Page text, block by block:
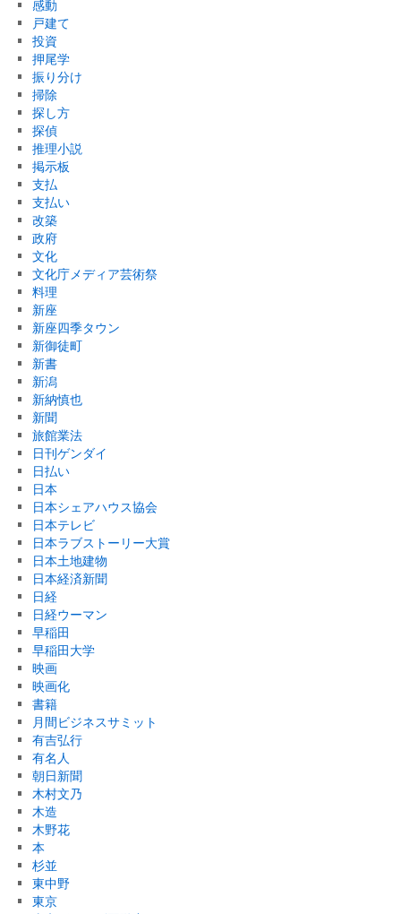
感動
戸建て
投資
押尾学
振り分け
掃除
探し方
探偵
推理小説
掲示板
支払
支払い
改築
政府
文化
文化庁メディア芸術祭
料理
新座
新座四季タウン
新御徒町
新書
新潟
新納慎也
新聞
旅館業法
日刊ゲンダイ
日払い
日本
日本シェアハウス協会
日本テレビ
日本ラブストーリー大賞
日本土地建物
日本経済新聞
日経
日経ウーマン
早稲田
早稲田大学
映画
映画化
書籍
月間ビジネスサミット
有吉弘行
有名人
朝日新聞
木村文乃
木造
木野花
本
杉並
東中野
東京